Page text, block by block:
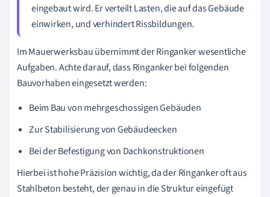
eingebaut wird. Er verteilt Lasten, die auf das Gebäude
einwirken, und verhindert Rissbildungen.
Im Mauerwerksbau übernimmt der Ringanker wesentliche
Aufgaben. Achte darauf, dass Ringanker bei folgenden
Bauvorhaben eingesetzt werden:
Beim Bau von mehrgeschossigen Gebäuden
Zur Stabilisierung von Gebäudeecken
Bei der Befestigung von Dachkonstruktionen
Hierbei ist hohe Präzision wichtig, da der Ringanker oft aus
Stahlbeton besteht, der genau in die Struktur eingefügt